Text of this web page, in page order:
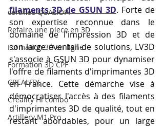
certifiée QUALIOPI
Refaire une piece en 3D
Formation 3D en ligne.
Formation 3D CPF
CREALITY,
Creality Hi combo
Artillery M1 Pro
filaments 3D de GSUN 3D. Forte de
son expertise reconnue dans le
domaine de l'impression 3D et de
son large éventail de solutions, LV3D
s'associe à GSUN 3D pour dynamiser
l'offre de filaments d'imprimantes 3D
en France. Cette démarche vise à
démocratiser l'accès à des filaments
d'imprimantes 3D de qualité, tout en
restant abordables, pour un large